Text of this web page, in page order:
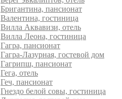
Бригантина, пансионат
Валентина, гостиница
Вилла Аквавизи, отель
Вилла Леона, гостиница
Гагра, пансионат
Гагра-Лазурная, гостевой дом
Гагрипш, пансионат
Гега, отель
Геч, пансионат
Гнездо белой совы, гостиница